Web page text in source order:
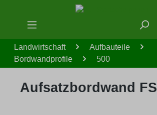
Zum Hauptinhalt springen
Landwirtschaft
Aufbauteile
Bordwandprofile
500
Aufsatzbordwand FS